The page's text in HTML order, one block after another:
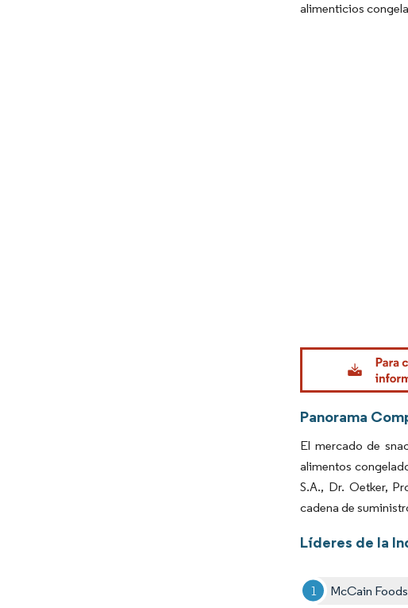
alimenticios
Imagen © Mordor
Panorama
El mercado de
alimentos
S.A., Dr. Oetker,
cadena de
Líderes de la
McCain